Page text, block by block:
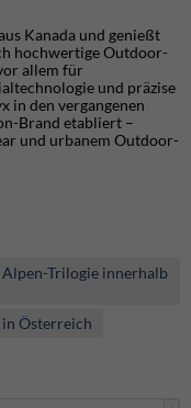
Kanada und genießt
hochwertige Outdoor-
allem für
und präzise
in den vergangenen
Brand etabliert –
und urbanem Outdoor-
Trilogie innerhalb
Österreich